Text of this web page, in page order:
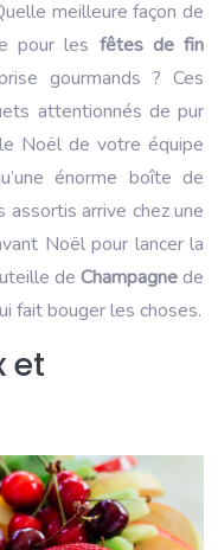
meilleure façon de
pour les fêtes de fin
gourmands ? Ces
attentionnés de pur
Noël de votre équipe
énorme boîte de
arrive chez une
Noël pour lancer la
de Champagnede
fait bouger les choses.
et